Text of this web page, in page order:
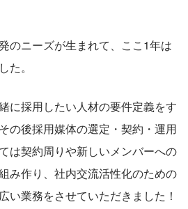
のニーズが生まれて、ここ1年は
た。
に採用したい人材の要件定義をす
の後採用媒体の選定・契約・運用
は契約周りや新しいメンバーへの
み作り、社内交流活性化のための
い業務をさせていただきました！